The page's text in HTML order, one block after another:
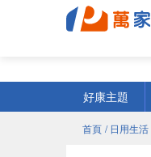
好康主題
首頁 / 日用生活